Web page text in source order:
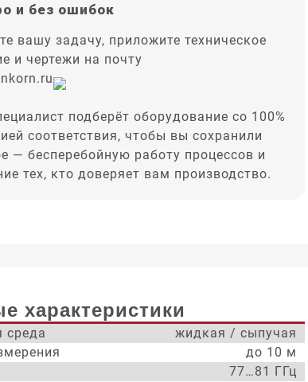
и без ошибок
вашу задачу, приложите техническое
и чертежи на почту
подберёт оборудование со 100%
соответствия, чтобы вы сохранили
— бесперебойную работу процессов и
тех, кто доверяет вам производство.
характеристики
среда
жидкая / сыпучая
до 10 м
77…81 ГГц